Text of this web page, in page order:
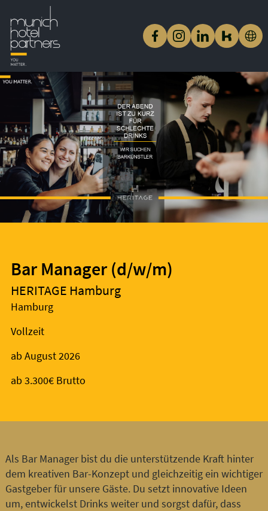
Bar Manager (d/w/m)
HERITAGE Hamburg
Hamburg
Vollzeit
ab August 2026
ab 3.300€ Brutto
Als Bar Manager bist du die unterstützende Kraft hinter
dem kreativen Bar-Konzept und gleichzeitig ein wichtiger
Gastgeber für unsere Gäste. Du setzt innovative Ideen
um, entwickelst Drinks weiter und sorgst dafür, dass